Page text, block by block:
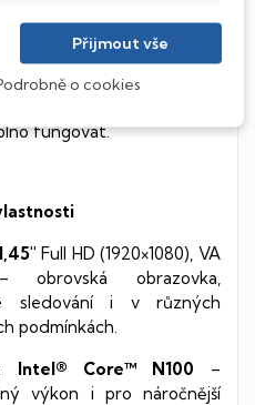
drivery a aktualizacemi.
přístroj připraven
používání. Stačí
fungovat.
Full HD (1920×1080), VA
obrovská obrazovka,
sledování i v různých
podmínkách.
Intel® Core™ N100 –
výkon i pro náročnější
Přijmout vše
o cookies